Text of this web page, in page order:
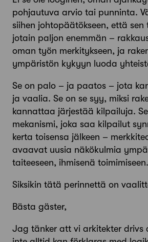
pohjautuva arvio tai punninta.
siihen johtopäätökseen, että sen
jotain paljon enemmän –
oman työn merkitykseen, ja
ympäristön kykyyn luoda
Se on palo – ja paatos – jota
ja vaalia. Se on se syy, miksi
kannattaa järjestää kilpailuja.
mekanismi, joka saa kilpailut
kerta toisensa jälkeen –
avaavat uusia näkökulmia
taiteeseen, ihmisenä toimimiseen.
Siksikin tätä perinnettä on
Bästa gäster,
Jag tänker att vi arkitekter drivs